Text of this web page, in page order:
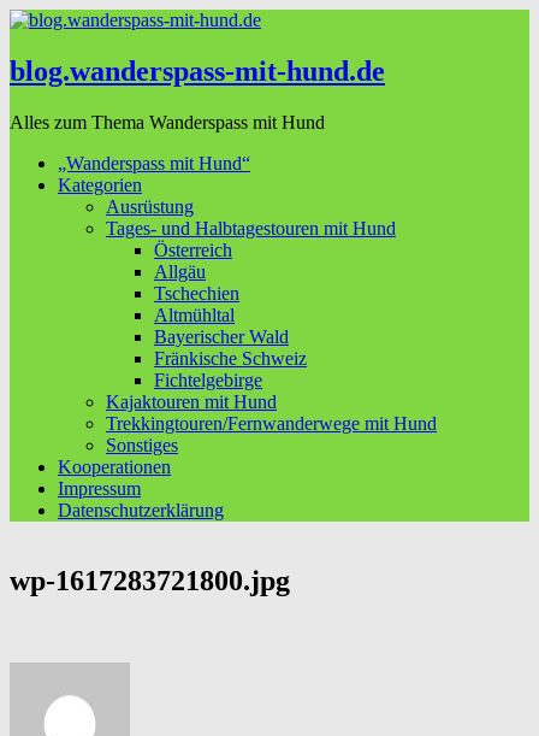
blog.wanderspass-mit-hund.de
Alles zum Thema Wanderspass mit Hund
„Wanderspass mit Hund“
Kategorien
Ausrüstung
Tages- und Halbtagestouren mit Hund
Österreich
Allgäu
Tschechien
Altmühltal
Bayerischer Wald
Fränkische Schweiz
Fichtelgebirge
Kajaktouren mit Hund
Trekkingtouren/Fernwanderwege mit Hund
Sonstiges
Kooperationen
Impressum
Datenschutzerklärung
wp-1617283721800.jpg